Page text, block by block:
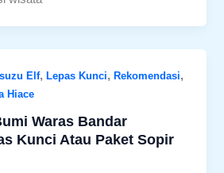
Elf,Lepas Kunci,Rekomendasi,
Hiace
Waras Bandar
Kunci Atau Paket Sopir